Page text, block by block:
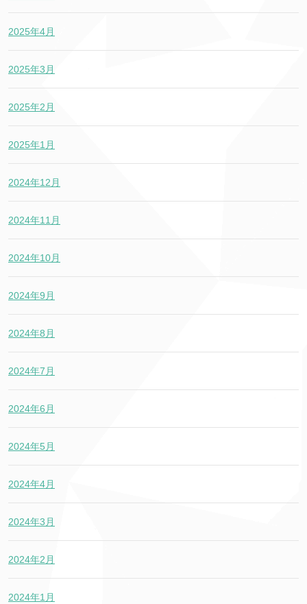
2025年4月
2025年3月
2025年2月
2025年1月
2024年12月
2024年11月
2024年10月
2024年9月
2024年8月
2024年7月
2024年6月
2024年5月
2024年4月
2024年3月
2024年2月
2024年1月